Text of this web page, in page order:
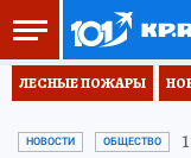
ЛЕСНЫЕ ПОЖАРЫ
НОВОСТИ ОБЩЕСТВО